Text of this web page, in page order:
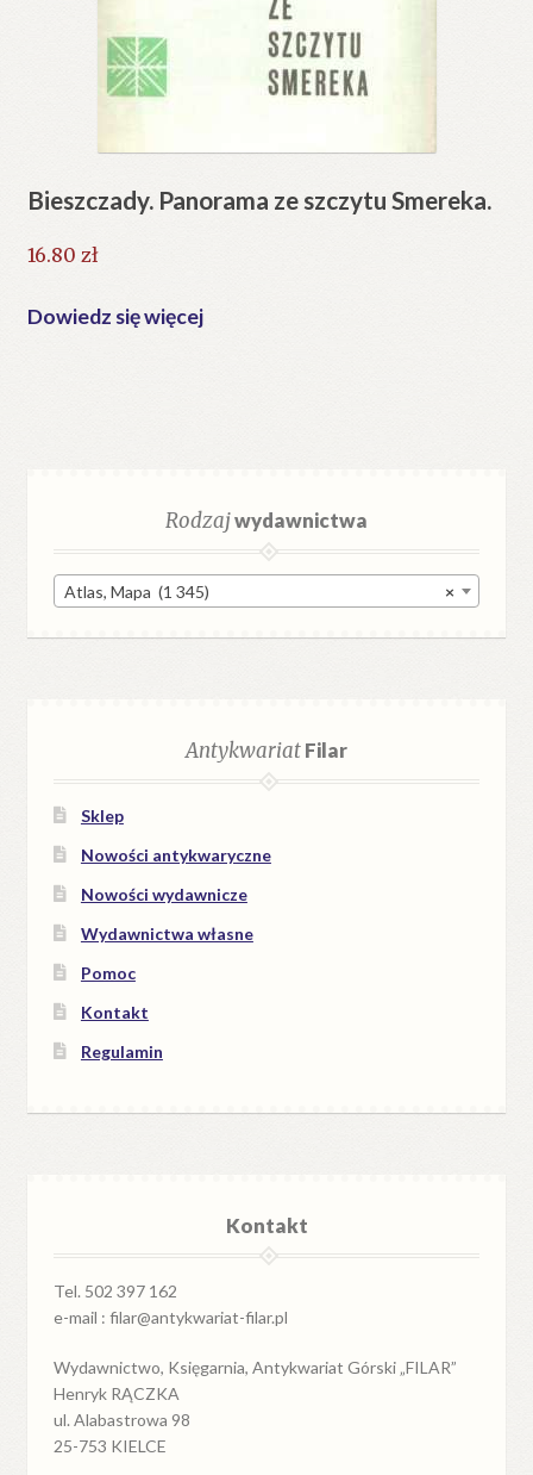
Bieszczady. Panorama ze szczytu Smereka.
16.80 zł
Dowiedz się więcej
Rodzajwydawnictwa
×
Atlas, Mapa (1 345)
AntykwariatFilar
Sklep
Nowości antykwaryczne
Nowości wydawnicze
Wydawnictwa własne
Pomoc
Kontakt
Regulamin
Kontakt
Tel. 502 397 162
e-mail : filar@antykwariat-filar.pl
Wydawnictwo, Księgarnia, Antykwariat Górski „FILAR”
Henryk RĄCZKA
ul. Alabastrowa 98
25-753 KIELCE